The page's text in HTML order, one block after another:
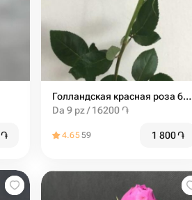
֏
Голландская красная роза 60 см
Da 9 pz / 16200 ֏
4.6559 1 800֏